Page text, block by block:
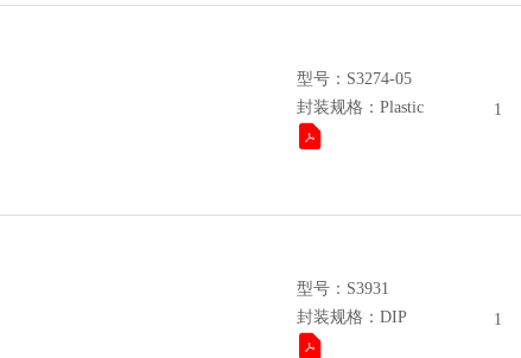
型号：S3274-05
封装规格：Plastic
1
型号：S3931
封装规格：DIP
1